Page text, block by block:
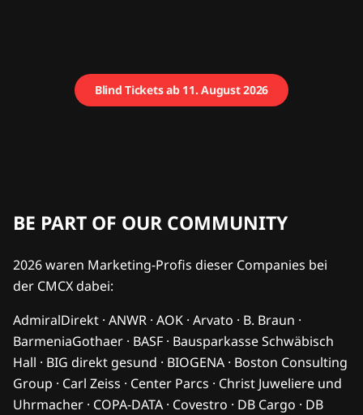
Blind Tickets ab 11. August 2026
BE PART OF OUR COMMUNITY
2026 waren Marketing-Profis dieser Companies bei
der CMCX dabei:
AdmiralDirekt · ANWR · AOK · Arvato · B. Braun ·
BarmeniaGothaer · BASF · Bausparkasse Schwäbisch
Hall · BIG direkt gesund · BIOGENA · Boston Consulting
Group · Carl Zeiss · Center Parcs · Christ Juweliere und
Uhrmacher · COPA-DATA · Covestro · DB Cargo · DB